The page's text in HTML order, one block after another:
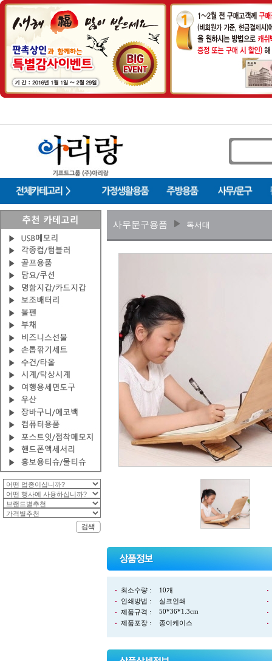
사무문구용품 독서대
최소수량 :
10개
인쇄방법 :
실크인쇄
제품규격 :
50*36*1.3cm
제품포장 :
종이케이스